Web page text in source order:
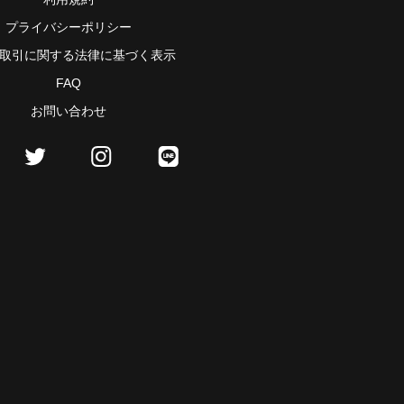
プライバシーポリシー
引に関する法律に基づく表示
FAQ
お問い合わせ